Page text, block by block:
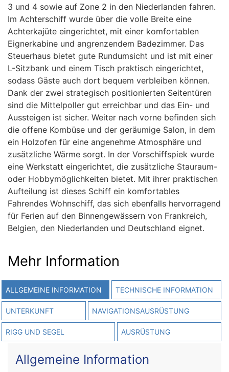
3 und 4 sowie auf Zone 2 in den Niederlanden fahren.
Im Achterschiff wurde über die volle Breite eine
Achterkajüte eingerichtet, mit einer komfortablen
Eignerkabine und angrenzendem Badezimmer. Das
Steuerhaus bietet gute Rundumsicht und ist mit einer
L-Sitzbank und einem Tisch praktisch eingerichtet,
sodass Gäste auch dort bequem verbleiben können.
Dank der zwei strategisch positionierten Seitentüren
sind die Mittelpoller gut erreichbar und das Ein- und
Aussteigen ist sicher. Weiter nach vorne befinden sich
die offene Kombüse und der geräumige Salon, in dem
ein Holzofen für eine angenehme Atmosphäre und
zusätzliche Wärme sorgt. In der Vorschiffspiek wurde
eine Werkstatt eingerichtet, die zusätzliche Stauraum-
oder Hobbymöglichkeiten bietet. Mit ihrer praktischen
Aufteilung ist dieses Schiff ein komfortables
Fahrendes Wohnschiff, das sich ebenfalls hervorragend
für Ferien auf den Binnengewässern von Frankreich,
Belgien, den Niederlanden und Deutschland eignet.
Mehr Information
ALLGEMEINE INFORMATION TECHNISCHE INFORMATION
UNTERKUNFT NAVIGATIONSAUSRÜSTUNG
RIGG UND SEGEL AUSRÜSTUNG
Allgemeine Information